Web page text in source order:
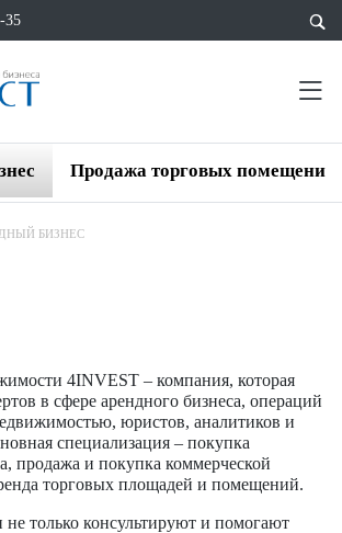
35
Продажа торговых помещений
БИЗНЕС
4INVEST – компания, которая
в сфере арендного бизнеса, операций
юристов, аналитиков и
специализация – покупка
продажа и покупка коммерческой
торговых площадей и помещений.
только консультируют и помогают